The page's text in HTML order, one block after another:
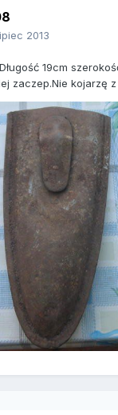
2013
19cm
zaczep.Nie kojarzę z